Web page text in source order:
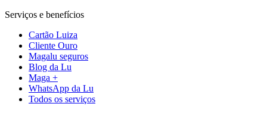
Serviços e benefícios
Cartão Luiza
Cliente Ouro
Magalu seguros
Blog da Lu
Maga +
WhatsApp da Lu
Todos os serviços